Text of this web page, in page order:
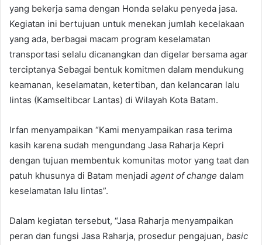
yang bekerja sama dengan Honda selaku penyeda jasa.
Kegiatan ini bertujuan untuk menekan jumlah kecelakaan
yang ada, berbagai macam program keselamatan
transportasi selalu dicanangkan dan digelar bersama agar
terciptanya Sebagai bentuk komitmen dalam mendukung
keamanan, keselamatan, ketertiban, dan kelancaran lalu
lintas (Kamseltibcar Lantas) di Wilayah Kota Batam.
Irfan menyampaikan “Kami menyampaikan rasa terima
kasih karena sudah mengundang Jasa Raharja Kepri
dengan tujuan membentuk komunitas motor yang taat dan
patuh khusunya di Batam menjadi agent of change dalam
keselamatan lalu lintas”.
Dalam kegiatan tersebut, “Jasa Raharja menyampaikan
peran dan fungsi Jasa Raharja, prosedur pengajuan, basic